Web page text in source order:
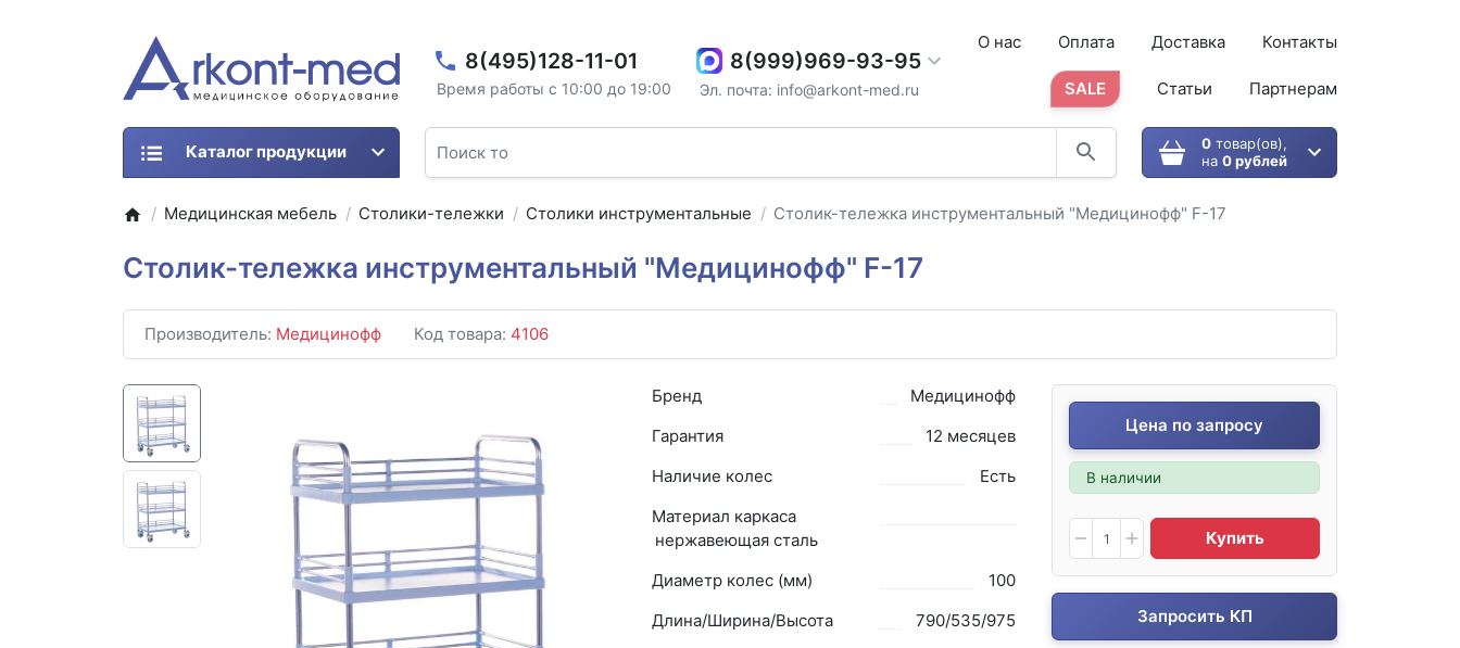
8(495)128-11-01
Время работы с 10:00 до 19:00
8(999)969-93-95
Эл. почта: info@arkont-med.ru
О нас Оплата Доставка Контакты
SALE Статьи Партнерам
0товар(ов),
на 0 рублей
Каталог продукции
Медицинская мебель Столики-тележки Столики инструментальные Столик-тележка инструментальный "Медицинофф" F-17
Столик-тележка инструментальный "Медицинофф" F-17
Производитель: Медицинофф Код товара: 4106
Цена по запросу
В наличии
Купить
Запросить КП
Бренд
Медицинофф
Гарантия
12 месяцев
Наличие колес
Есть
Материал каркаса
нержавеющая сталь
Диаметр колес (мм)
100
Длина/Ширина/Высота
790/535/975